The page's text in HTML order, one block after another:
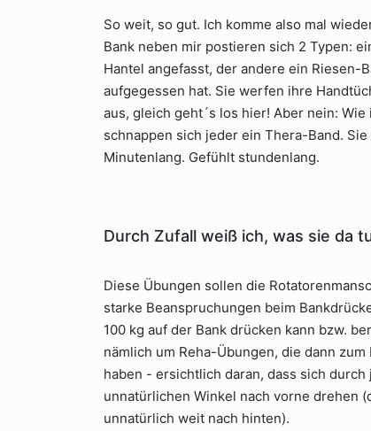
So weit, so gut. Ich komme also mal
Bank neben mir postieren sich 2 Typen:
Hantel angefasst, der andere ein Riesen-
aufgegessen hat. Sie werfen ihre
aus, gleich geht´s los hier! Aber nein:
schnappen sich jeder ein Thera-Band.
Minutenlang. Gefühlt stundenlang.
Durch Zufall weiß ich, was sie da
Diese Übungen sollen die
starke Beanspruchungen beim
100 kg auf der Bank drücken kann bzw.
nämlich um Reha-Übungen, die dann
haben - ersichtlich daran, dass sich
unnatürlichen Winkel nach vorne drehen
unnatürlich weit nach hinten).